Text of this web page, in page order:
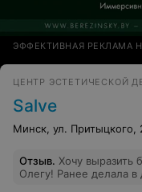
ЭФФЕКТИВНАЯ РЕКЛАМА
ЦЕНТР ЭСТЕТИЧЕСКОЙ
Salve
Минск, ул. Притыцкого,
Отзыв. Хочу выразить
Олегу! Ранее делала